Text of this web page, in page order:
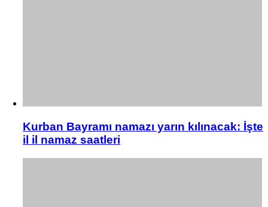
Kurban Bayramı namazı yarın kılınacak: İşte
il il namaz saatleri